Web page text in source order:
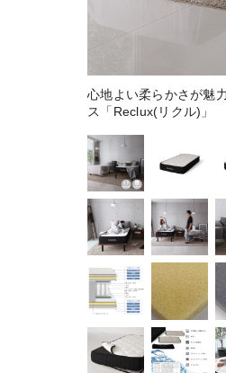
心地よい柔らかさが魅
ス「Reclux(リクル)」